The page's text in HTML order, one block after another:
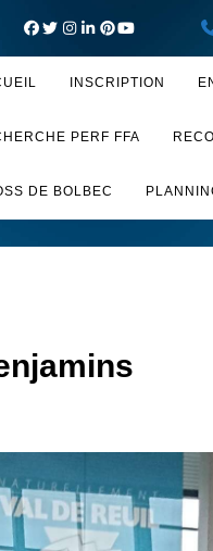
INSCRIPTION
PERF FFA
DE BOLBEC